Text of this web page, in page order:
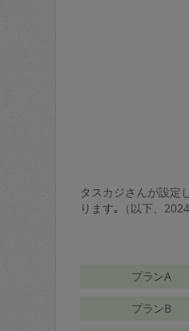
タスカジさんが設定
ります｡（以下、
プランA
プランB